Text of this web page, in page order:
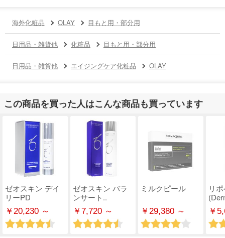
海外化粧品 OLAY 目もと用・部分用
日用品・雑貨他 化粧品 目もと用・部分用
日用品・雑貨他 エイジングケア化粧品 OLAY
この商品を買った人はこんな商品も買っています
ゼオスキン デイ
リーPD
￥20,230 ～
ゼオスキン バラ
ンサート..
￥7,720 ～
ミルクピール
￥29,380 ～
リ
￥